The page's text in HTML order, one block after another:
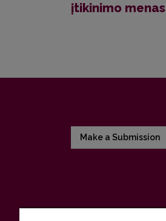
įtikinimo menas
Make a Submission